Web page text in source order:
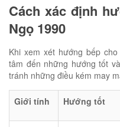
Cách xác định
Ngọ 1990
Khi xem xét hướng bếp
tâm đến những hướng tốt
tránh những điều kém may
Giới tính Hướng tốt